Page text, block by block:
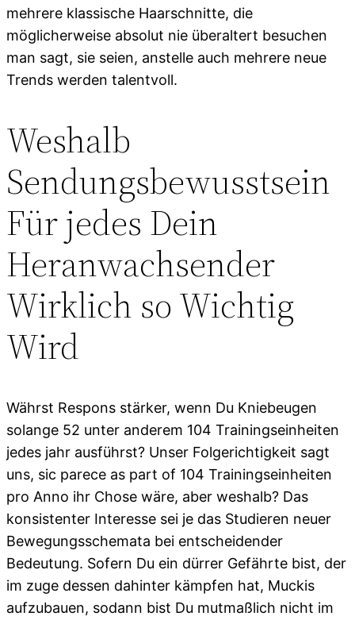
mehrere klassische Haarschnitte, die
möglicherweise absolut nie überaltert besuchen
man sagt, sie seien, anstelle auch mehrere neue
Trends werden talentvoll.
Weshalb
Sendungsbewusstsein
Für jedes Dein
Heranwachsender
Wirklich so Wichtig
Wird
Währst Respons stärker, wenn Du Kniebeugen
solange 52 unter anderem 104 Trainingseinheiten
jedes jahr ausführst? Unser Folgerichtigkeit sagt
uns, sic parece as part of 104 Trainingseinheiten
pro Anno ihr Chose wäre, aber weshalb? Das
konsistenter Interesse sei je das Studieren neuer
Bewegungsschemata bei entscheidender
Bedeutung. Sofern Du ein dürrer Gefährte bist, der
im zuge dessen dahinter kämpfen hat, Muckis
aufzubauen, sodann bist Du mutmaßlich nicht im